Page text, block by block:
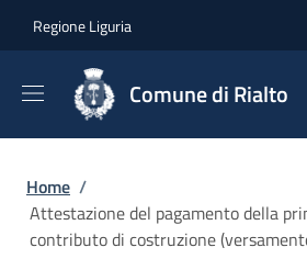
Regione Liguria
Comune di Rialto
Briciole di pane
Home /
Attestazione del pagamento della
contributo di costruzione